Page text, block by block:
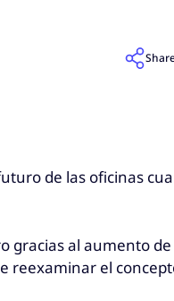
de las oficinas
al aumento
el